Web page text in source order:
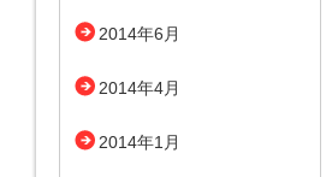
2014年6月
2014年4月
2014年1月